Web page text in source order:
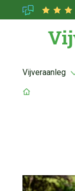
Vijveraanleg